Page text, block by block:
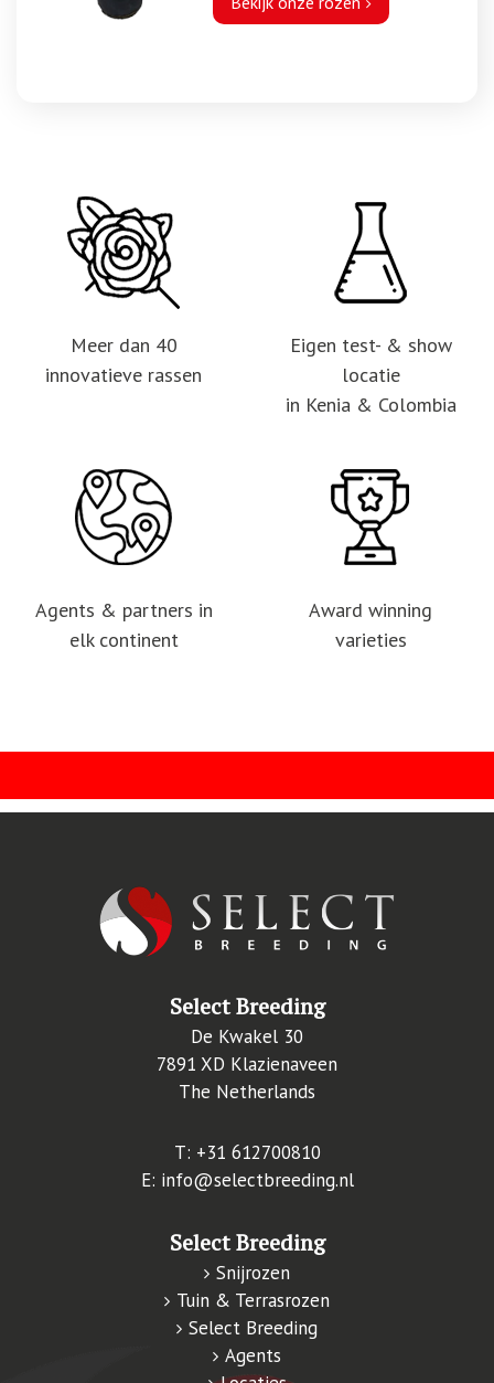
Meer dan 40
innovatieve rassen
Eigen test- & show
locatie
in Kenia & Colombia
Agents & partners in
elk continent
Award winning
varieties
Select Breeding
De Kwakel 30
7891 XD Klazienaveen
The Netherlands
T: +31 612700810
E: info@selectbreeding.nl
Select Breeding
Snijrozen
Tuin & Terrasrozen
Select Breeding
Agents